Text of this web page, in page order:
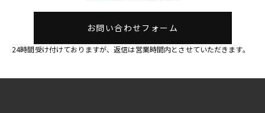
お問い合わせフォーム
24時間受け付けておりますが、返信は営業時間内とさせていただきます。